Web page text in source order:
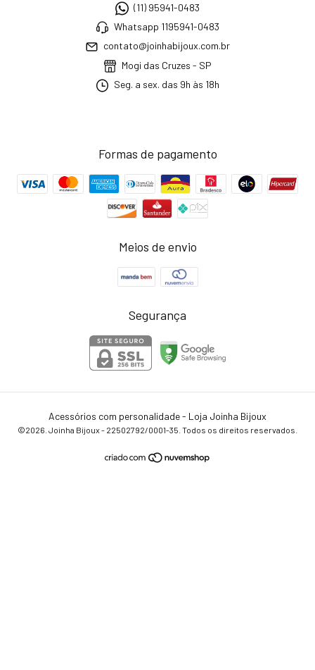
(11) 95941-0483
Whatsapp 1195941-0483
contato@joinhabijoux.com.br
Mogi das Cruzes - SP
Seg. a sex. das 9h às 18h
Formas de pagamento
Meios de envio
Segurança
Acessórios com personalidade - Loja Joinha Bijoux
©2026. Joinha Bijoux - 22502792/0001-35. Todos os direitos reservados.